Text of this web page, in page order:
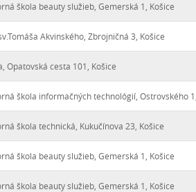
škola beauty služieb, Gemerská 1, Košice
Akvinského, Zbrojničná 3, Košice
Opatovská cesta 101, Košice
škola informačných technológií, Ostrovského
škola technická, Kukučínova 23, Košice
škola beauty služieb, Gemerská 1, Košice
škola beauty služieb, Gemerská 1, Košice